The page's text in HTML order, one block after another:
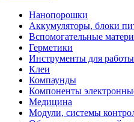
Нанопорошки
Аккумуляторы, блоки
Вспомогательные
Герметики
Инструменты для работы
Клеи
Компаунды
Компоненты
Медицина
Модули, системы